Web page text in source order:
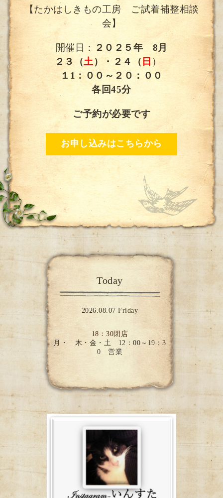
【たかはしきもの工房 ご試着補整相談
会】
開催日：
２０２５年 8月
２３（土）・２４（ 日 ）
１1：００～２０：００
各回45分
ご予約が必要です
お申し込みはこちらから
Today
2026.08.07 Friday
18：30閉店
月・ 木・金・土 12：00～19：3
0 営業